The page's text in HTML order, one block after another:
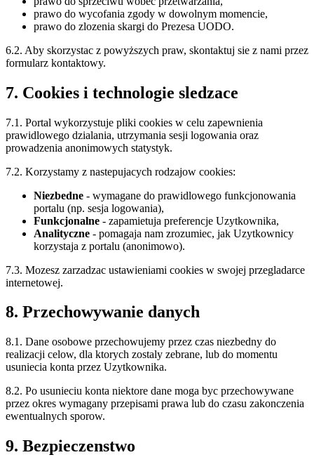
prawo do wycofania zgody w dowolnym momencie,
prawo do zlozenia skargi do Prezesa UODO.
6.2. Aby skorzystac z powyższych praw, skontaktuj sie z nami przez
formularz kontaktowy.
7. Cookies i technologie sledzace
7.1. Portal wykorzystuje pliki cookies w celu zapewnienia
prawidlowego dzialania, utrzymania sesji logowania oraz
prowadzenia anonimowych statystyk.
7.2. Korzystamy z nastepujacych rodzajow cookies:
Niezbedne - wymagane do prawidlowego funkcjonowania
portalu (np. sesja logowania),
Funkcjonalne - zapamietuja preferencje Uzytkownika,
Analityczne - pomagaja nam zrozumiec, jak Uzytkownicy
korzystaja z portalu (anonimowo).
7.3. Mozesz zarzadzac ustawieniami cookies w swojej przegladarce
internetowej.
8. Przechowywanie danych
8.1. Dane osobowe przechowujemy przez czas niezbedny do
realizacji celow, dla ktorych zostaly zebrane, lub do momentu
usuniecia konta przez Uzytkownika.
8.2. Po usunieciu konta niektore dane moga byc przechowywane
przez okres wymagany przepisami prawa lub do czasu zakonczenia
ewentualnych sporow.
9. Bezpieczenstwo